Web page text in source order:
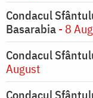
Condacul
Basarabia- 8
Condacul
August